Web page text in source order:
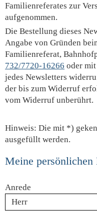
Familienreferates zur
aufgenommen.
Die Bestellung dieses
Angabe von Gründen
Familienreferat,
732/7720-16266 oder
jedes Newsletters
der bis zum Widerruf
vom Widerruf unberührt.
Hinweis: Die mit *)
ausgefüllt werden.
Meine persönlichen
Anrede